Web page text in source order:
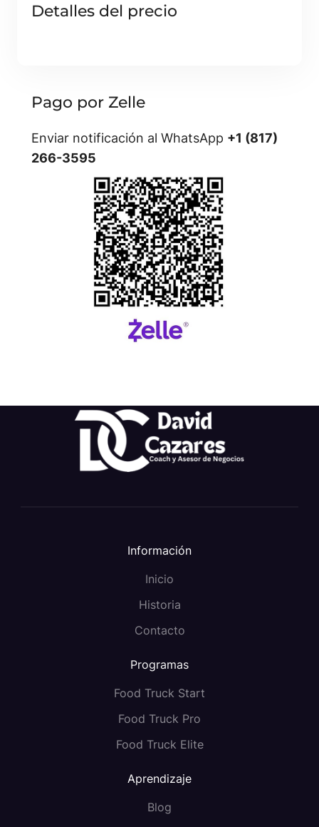
Detalles del precio
Pago por Zelle
Enviar notificación al WhatsApp +1 (817)
266-3595
Información
Inicio
Historia
Contacto
Programas
Food Truck Start
Food Truck Pro
Food Truck Elite
Aprendizaje
Blog